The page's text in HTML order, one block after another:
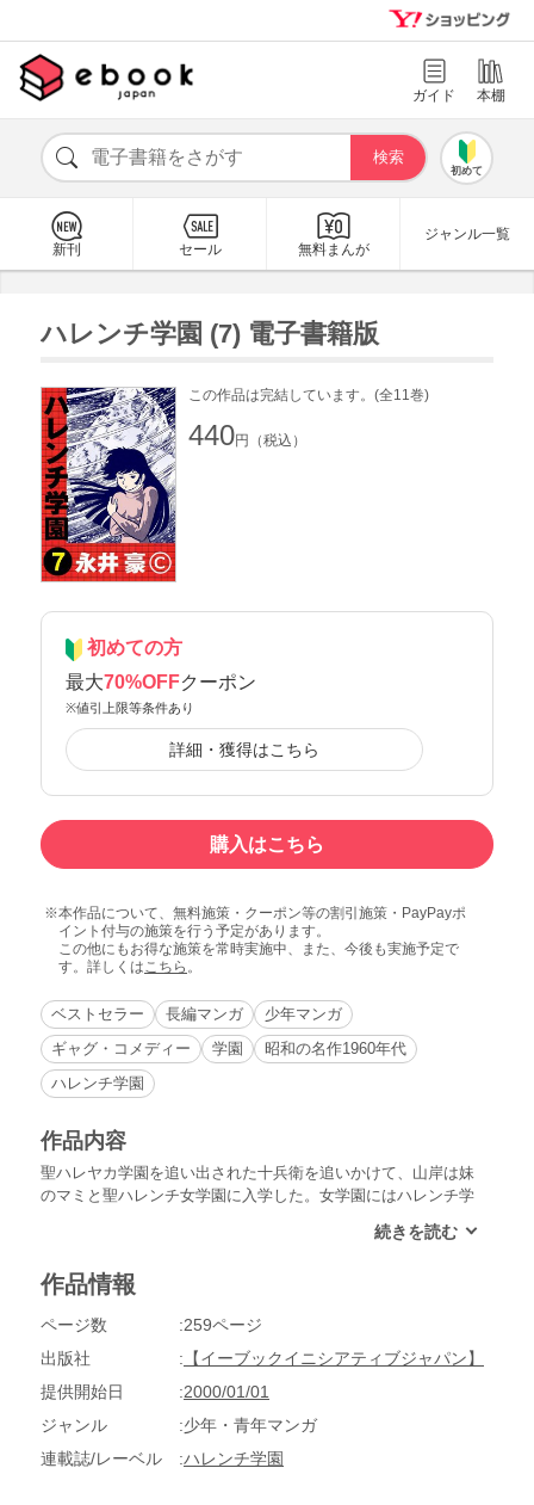
ガイド 本棚
初めて
新刊 セール 無料まんが
ジャンル一覧
ハレンチ学園 (7) 電子書籍版
この作品は完結しています。(全11巻)
440円（税込）
初めての方
最大70%OFFクーポン
※値引上限等条件あり
詳細・獲得はこちら
購入はこちら
本作品について、無料施策・クーポン等の割引施策・PayPayポ
イント付与の施策を行う予定があります。
この他にもお得な施策を常時実施中、また、今後も実施予定で
す。詳しくは こちら 。
ベストセラー 長編マンガ
少年マンガ
ギャグ・コメディー
学園
昭和の名作1960年代
ハレンチ学園
作品内容
聖ハレヤカ学園を追い出された十兵衛を追いかけて、山岸は妹
のマミと聖ハレンチ女学園に入学した。女学園にはハレンチ学
作品情報
ページ数
259ページ
出版社
【イーブックイニシアティブジャパン】
提供開始日
2000/01/01
ジャンル
少年・青年マンガ
連載誌/レーベル
ハレンチ学園